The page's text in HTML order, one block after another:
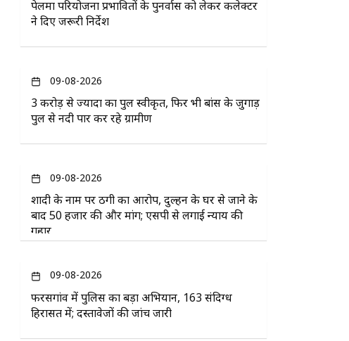
पेलमा परियोजना प्रभावितों के पुनर्वास को लेकर कलेक्टर
ने दिए जरूरी निर्देश
09-08-2026
3 करोड़ से ज्यादा का पुल स्वीकृत, फिर भी बांस के जुगाड़
पुल से नदी पार कर रहे ग्रामीण
09-08-2026
शादी के नाम पर ठगी का आरोप, दुल्हन के घर से जाने के
बाद 50 हजार की और मांग; एसपी से लगाई न्याय की
गुहार
09-08-2026
फरसगांव में पुलिस का बड़ा अभियान, 163 संदिग्ध
हिरासत में; दस्तावेजों की जांच जारी